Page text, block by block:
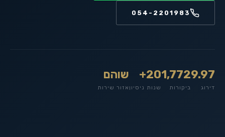
054-2201983
9.97
דירוג
1,772
ביקורות
20+
שנות ניסיון
שוהם
אזור שירות